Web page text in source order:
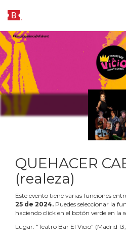
QUEHACER
(realeza)
Este evento tiene varias funciones
25 de 2024. Puedes seleccionar la
haciendo click en el botón verde en la
Lugar: "Teatro Bar El Vicio" (Madrid